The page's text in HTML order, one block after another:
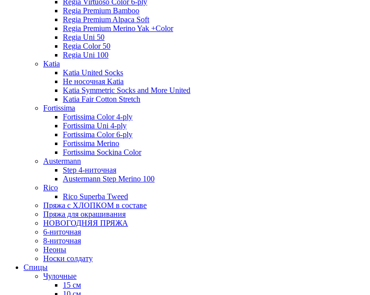
Regia Virtuoso Color 6-ply
Regia Premium Bamboo
Regia Premium Alpaca Soft
Regia Premium Merino Yak +Color
Regia Uni 50
Regia Color 50
Regia Uni 100
Katia
Katia United Socks
Не носочная Katia
Katia Symmetric Socks and More United
Katia Fair Cotton Stretch
Fortissima
Fortissima Color 4-ply
Fortissima Uni 4-ply
Fortissima Color 6-ply
Fortissima Merino
Fortissima Sockina Color
Austermann
Step 4-ниточная
Austermann Step Merino 100
Rico
Rico Superba Tweed
Пряжа с ХЛОПКОМ в составе
Пряжа для окрашивания
НОВОГОДНЯЯ ПРЯЖА
6-ниточная
8-ниточная
Неоны
Носки солдату
Спицы
Чулочные
15 см